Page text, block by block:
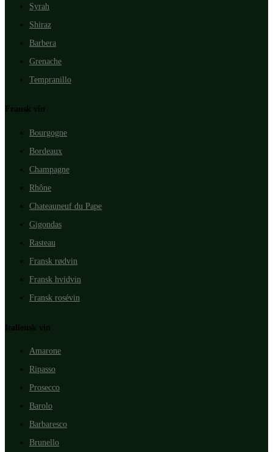
Syrah
Shiraz
Barbera
Grenache
Tempranillo
Fransk vin
Bourgogne
Bordeaux
Champagne
Rhône
Chateauneuf du Pape
Gigondas
Rasteau
Fransk rødvin
Fransk hvidvin
Fransk rosévin
Italiensk vin
Amarone
Ripasso
Prosecco
Barolo
Barbaresco
Brunello